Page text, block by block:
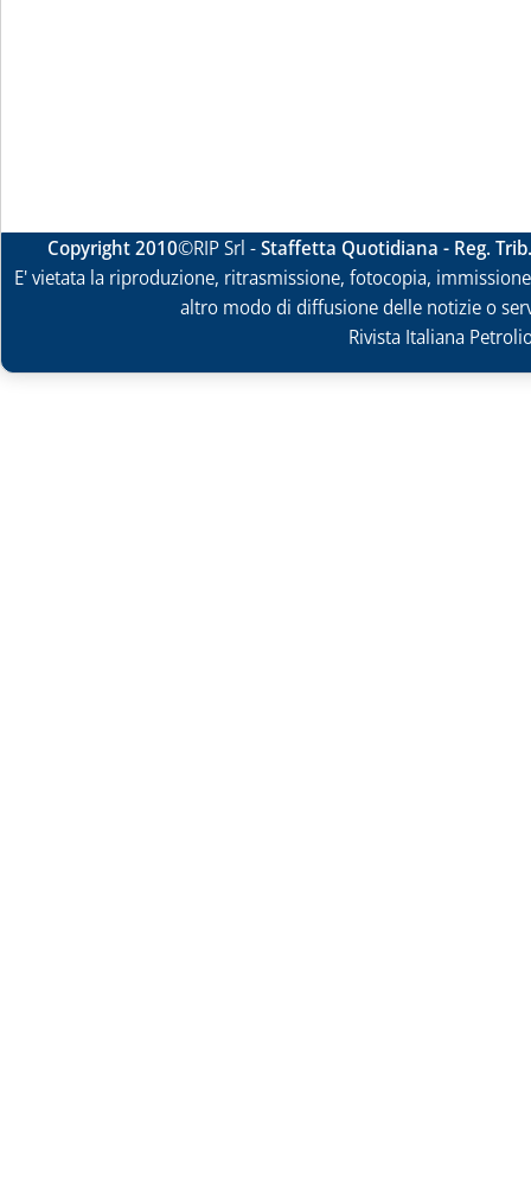
Copyright 2010©RIP Srl -Staffetta Quotidiana - Reg.
E' vietata la riproduzione, ritrasmissione, fotocopia,
altro modo di diffusione delle notizie o
Rivista Italiana